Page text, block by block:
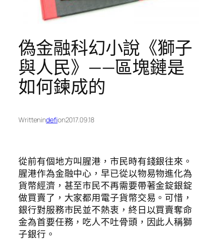
偽金融科幻小說《獅子
與人民》——區塊鏈是
如何鍊成的
Writtenindefion2017.09.18
從前有個地方叫腥港，市民時有錢銀往來。
腥港作為金融中心，早已從以物易物進化為
貨幣經濟，甚至市民不再需要帶著金錠銀錠
做買賣了，大家都用電子貨幣交易。可惜，
銀行對服務市民並不熱衷，終日以買賣奪命
金為首要任務，吃人不吐骨頭，因此人稱獅
子銀行。